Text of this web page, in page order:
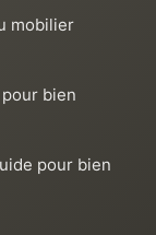
mobilier
bien
pour bien